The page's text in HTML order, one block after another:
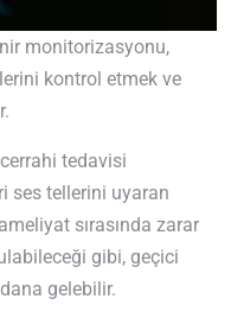
monitorizasyonu,
kontrol etmek ve
tedavisi
ses tellerini uyaran
sırasında zarar
gibi, geçici
gelebilir.